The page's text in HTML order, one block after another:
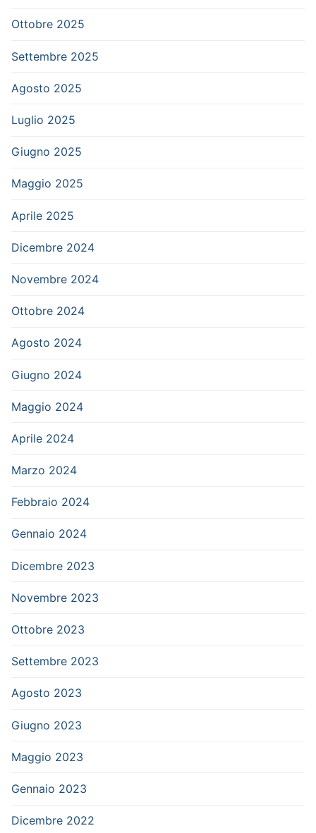
Ottobre 2025
Settembre 2025
Agosto 2025
Luglio 2025
Giugno 2025
Maggio 2025
Aprile 2025
Dicembre 2024
Novembre 2024
Ottobre 2024
Agosto 2024
Giugno 2024
Maggio 2024
Aprile 2024
Marzo 2024
Febbraio 2024
Gennaio 2024
Dicembre 2023
Novembre 2023
Ottobre 2023
Settembre 2023
Agosto 2023
Giugno 2023
Maggio 2023
Gennaio 2023
Dicembre 2022